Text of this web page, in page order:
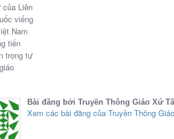
Liên
viếng
Nam
tiến
trọng tự
Bài đăng bởi Truyền Thông Giáo Xứ
Xem các bài đăng của Truyền Thông